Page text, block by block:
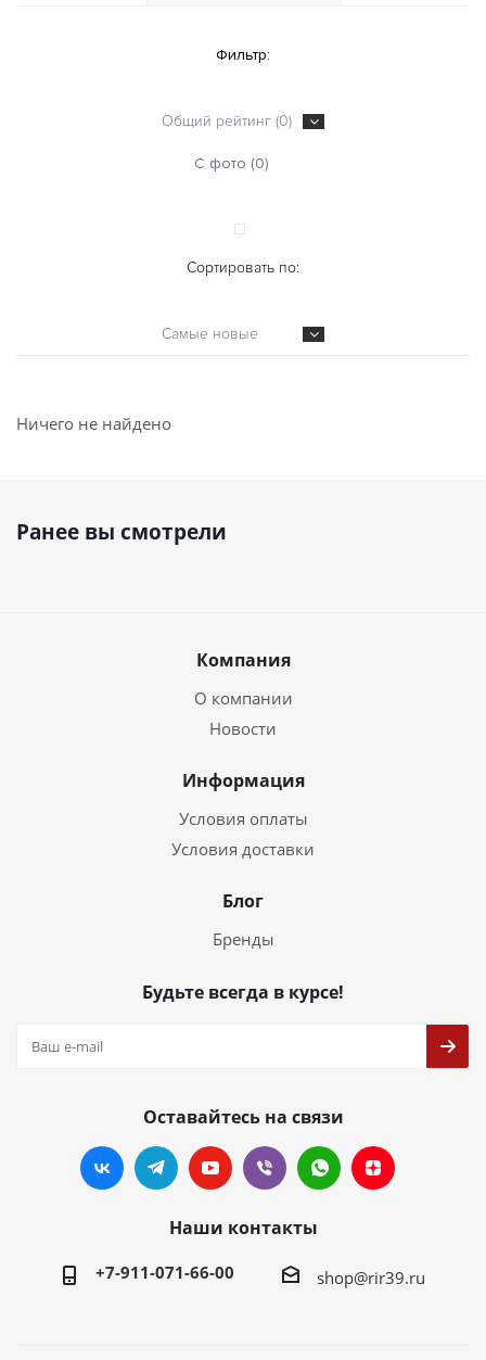
Фильтр:
Общий рейтинг (0)
С фото (0)
Сортировать по:
Самые новые
Ничего не найдено
Ранее вы смотрели
Компания
О компании
Новости
Информация
Условия оплаты
Условия доставки
Блог
Бренды
Будьте всегда в курсе!
Оставайтесь на связи
Наши контакты
+7-911-071-66-00 shop@rir39.ru